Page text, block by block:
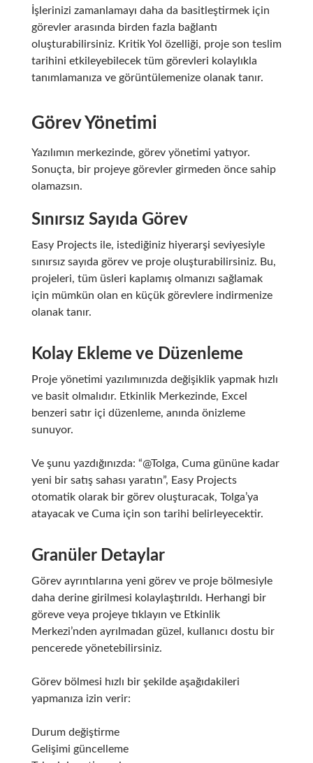
İşlerinizi zamanlamayı daha da basitleştirmek için
görevler arasında birden fazla bağlantı
oluşturabilirsiniz. Kritik Yol özelliği, proje son teslim
tarihini etkileyebilecek tüm görevleri kolaylıkla
tanımlamanıza ve görüntülemenize olanak tanır.
Görev Yönetimi
Yazılımın merkezinde, görev yönetimi yatıyor.
Sonuçta, bir projeye görevler girmeden önce sahip
olamazsın.
Sınırsız Sayıda Görev
Easy Projects ile, istediğiniz hiyerarşi seviyesiyle
sınırsız sayıda görev ve proje oluşturabilirsiniz. Bu,
projeleri, tüm üsleri kaplamış olmanızı sağlamak
için mümkün olan en küçük görevlere indirmenize
olanak tanır.
Kolay Ekleme ve Düzenleme
Proje yönetimi yazılımınızda değişiklik yapmak hızlı
ve basit olmalıdır. Etkinlik Merkezinde, Excel
benzeri satır içi düzenleme, anında önizleme
sunuyor.
Ve şunu yazdığınızda: “@Tolga, Cuma gününe kadar
yeni bir satış sahası yaratın”, Easy Projects
otomatik olarak bir görev oluşturacak, Tolga’ya
atayacak ve Cuma için son tarihi belirleyecektir.
Granüler Detaylar
Görev ayrıntılarına yeni görev ve proje bölmesiyle
daha derine girilmesi kolaylaştırıldı. Herhangi bir
göreve veya projeye tıklayın ve Etkinlik
Merkezi’nden ayrılmadan güzel, kullanıcı dostu bir
pencerede yönetebilirsiniz.
Görev bölmesi hızlı bir şekilde aşağıdakileri
yapmanıza izin verir:
Durum değiştirme
Gelişimi güncelleme